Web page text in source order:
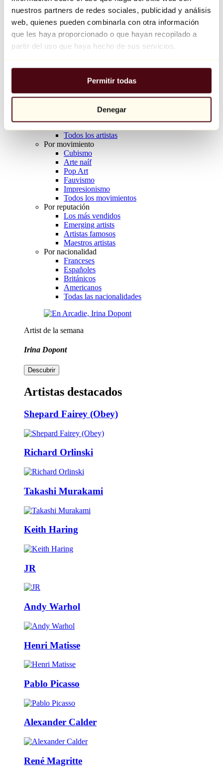
nuestros partners de redes sociales, publicidad y análisis
web, quienes pueden combinarla con otra información
que les haya proporcionado o que hayan recopilado a
partir del uso que haya hecho de sus servicios.
Permitir todas
Denegar
Balloon Dog (Orange)
Jeff Koons
10.000 €
Explorar
Todos los escultores
Todos los fotógrafos
Todos los artistas
Por movimiento
Cubismo
Arte naíf
Pop Art
Fauvismo
Impresionismo
Todos los movimientos
Por reputación
Los más vendidos
Emerging artists
Artistas famosos
Maestros artistas
Por nacionalidad
Franceses
Españoles
Británicos
Americanos
Todas las nacionalidades
Artist de la semana
Irina Dopont
Descubrir
Artistas destacados
Shepard Fairey (Obey)
Richard Orlinski
Takashi Murakami
Keith Haring
JR
Andy Warhol
Henri Matisse
Pablo Picasso
Alexander Calder
René Magritte